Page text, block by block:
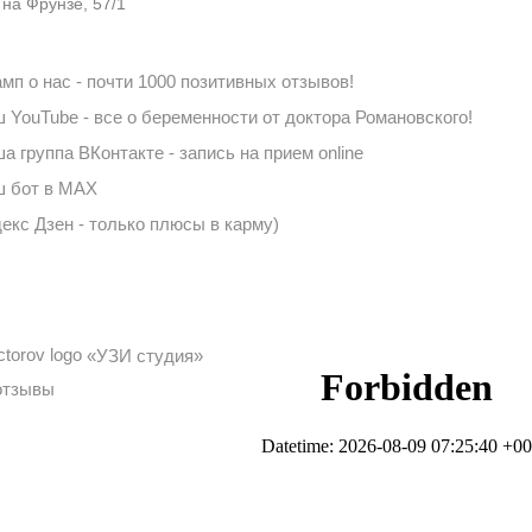
о нас - почти 1000 позитивных отзывов!
- все о беременности от доктора Романовского!
группа ВКонтакте - запись на прием online
бот в MAX
Дзен - только плюсы в карму)
«УЗИ студия»